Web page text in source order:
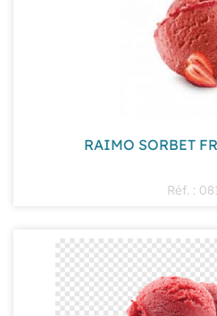
RAIMO SORBET
Réf. :